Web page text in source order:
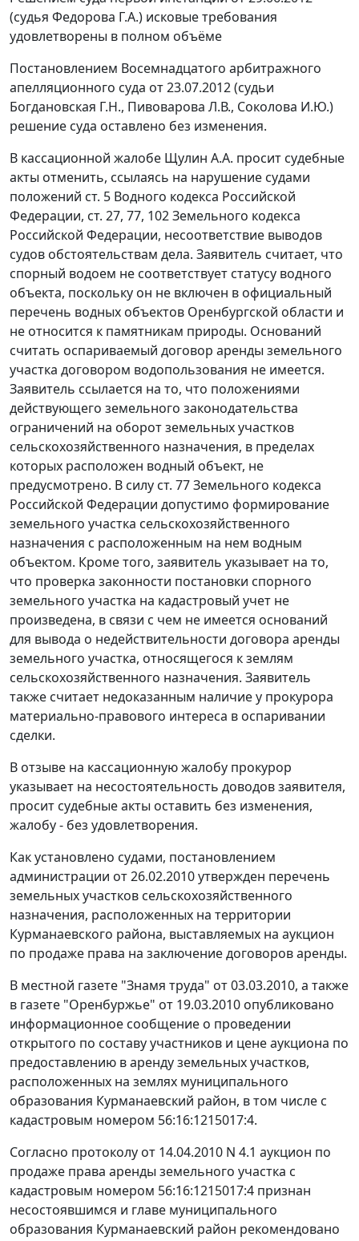
(судья Федорова Г.А.) исковые требования
удовлетворены в полном объёме
Постановлением Восемнадцатого арбитражного
апелляционного суда от 23.07.2012 (судьи
Богдановская Г.Н., Пивоварова Л.В., Соколова И.Ю.)
решение суда оставлено без изменения.
В кассационной жалобе Щулин А.А. просит судебные
акты отменить, ссылаясь на нарушение судами
положений ст. 5 Водного кодекса Российской
Федерации, ст. 27, 77, 102Земельного кодекса
Российской Федерации, несоответствие выводов
судов обстоятельствам дела. Заявитель считает, что
спорный водоем не соответствует статусу водного
объекта, поскольку он не включен в официальный
перечень водных объектов Оренбургской области и
не относится к памятникам природы. Оснований
считать оспариваемый договор аренды земельного
участка договором водопользования не имеется.
Заявитель ссылается на то, что положениями
действующего земельного законодательства
ограничений на оборот земельных участков
сельскохозяйственного назначения, в пределах
которых расположен водный объект, не
предусмотрено. В силу ст. 77Земельного кодекса
Российской Федерации допустимо формирование
земельного участка сельскохозяйственного
назначения с расположенным на нем водным
объектом. Кроме того, заявитель указывает на то,
что проверка законности постановки спорного
земельного участка на кадастровый учет не
произведена, в связи с чем не имеется оснований
для вывода о недействительности договора аренды
земельного участка, относящегося к землям
сельскохозяйственного назначения. Заявитель
также считает недоказанным наличие у прокурора
материально-правового интереса в оспаривании
сделки.
В отзыве на кассационную жалобу прокурор
указывает на несостоятельность доводов заявителя,
просит судебные акты оставить без изменения,
жалобу - без удовлетворения.
Как установлено судами, постановлением
администрации от 26.02.2010 утвержден перечень
земельных участков сельскохозяйственного
назначения, расположенных на территории
Курманаевского района, выставляемых на аукцион
по продаже права на заключение договоров аренды.
В местной газете "Знамя труда" от 03.03.2010, а также
в газете "Оренбуржье" от 19.03.2010 опубликовано
информационное сообщение о проведении
открытого по составу участников и цене аукциона по
предоставлению в аренду земельных участков,
расположенных на землях муниципального
образования Курманаевский район, в том числе с
кадастровым номером 56:16:1215017:4.
Согласно протоколу от 14.04.2010 N 4.1 аукцион по
продаже права аренды земельного участка с
кадастровым номером 56:16:1215017:4 признан
несостоявшимся и главе муниципального
образования Курманаевский район рекомендовано